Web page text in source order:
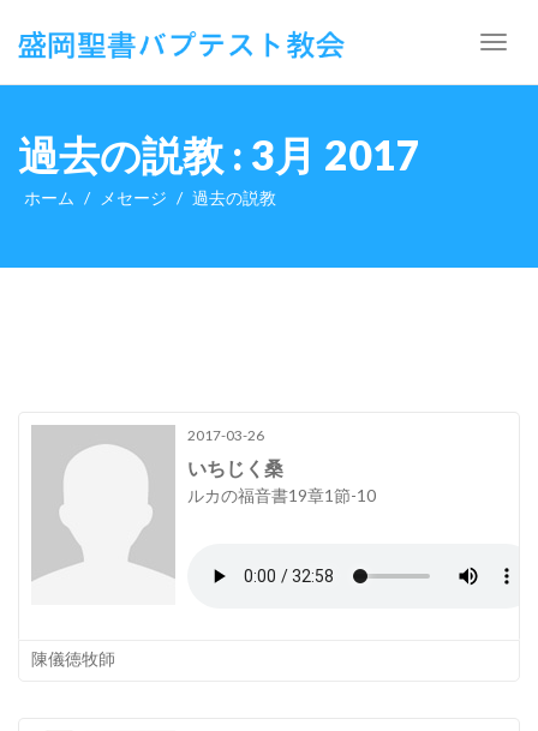
過去の説教 : 3月 2017
ホーム メセージ 過去の説教
2017-03-26
いちじく桑
ルカの福音書19章1節-10
陳儀徳牧師